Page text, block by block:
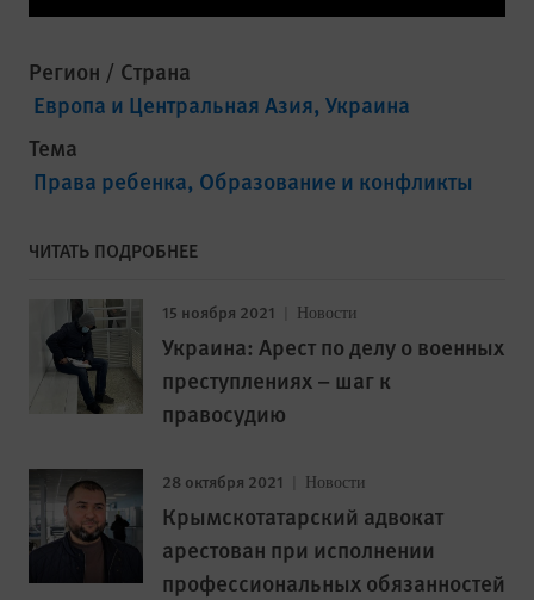
Регион / Страна
Европа и Центральная Азия Украина
Тема
Права ребенка Образование и конфликты
ЧИТАТЬ ПОДРОБНЕЕ
15 ноября 2021 Новости
Украина: Арест по делу о военных
преступлениях – шаг к
правосудию
28 октября 2021 Новости
Крымскотатарский адвокат
арестован при исполнении
профессиональных обязанностей